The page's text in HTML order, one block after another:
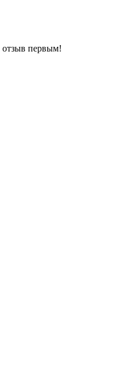
отзыв первым!